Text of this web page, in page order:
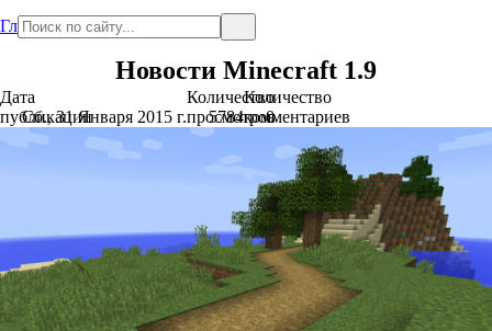
Главная
Новости Minecraft 1.9
Дата
публикации
Сб., 31 Января 2015 г.
Количество
просмотров
5784
Количество
комментариев
0